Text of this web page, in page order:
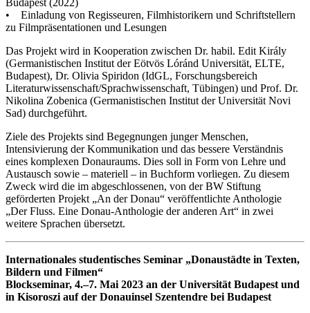
• Einladung von Regisseuren, Filmhistorikern und Schriftstellern
zu Filmpräsentationen und Lesungen
Das Projekt wird in Kooperation zwischen Dr. habil. Edit Király
(Germanistischen Institut der Eötvös Lóránd Universität, ELTE,
Budapest), Dr. Olivia Spiridon (IdGL, Forschungsbereich
Literaturwissenschaft/Sprachwissenschaft, Tübingen) und Prof. Dr.
Nikolina Zobenica (Germanistischen Institut der Universität Novi
Sad) durchgeführt.
Ziele des Projekts sind Begegnungen junger Menschen,
Intensivierung der Kommunikation und das bessere Verständnis
eines komplexen Donauraums. Dies soll in Form von Lehre und
Austausch sowie – materiell – in Buchform vorliegen. Zu diesem
Zweck wird die im abgeschlossenen, von der BW Stiftung
geförderten Projekt „An der Donau“ veröffentlichte Anthologie
„Der Fluss. Eine Donau-Anthologie der anderen Art“ in zwei
weitere Sprachen übersetzt.
Internationales studentisches Seminar „Donaustädte in Texten,
Bildern und Filmen“
Blockseminar, 4.–7. Mai 2023 an der Universität Budapest und
in Kisoroszi auf der Donauinsel Szentendre bei Budapest